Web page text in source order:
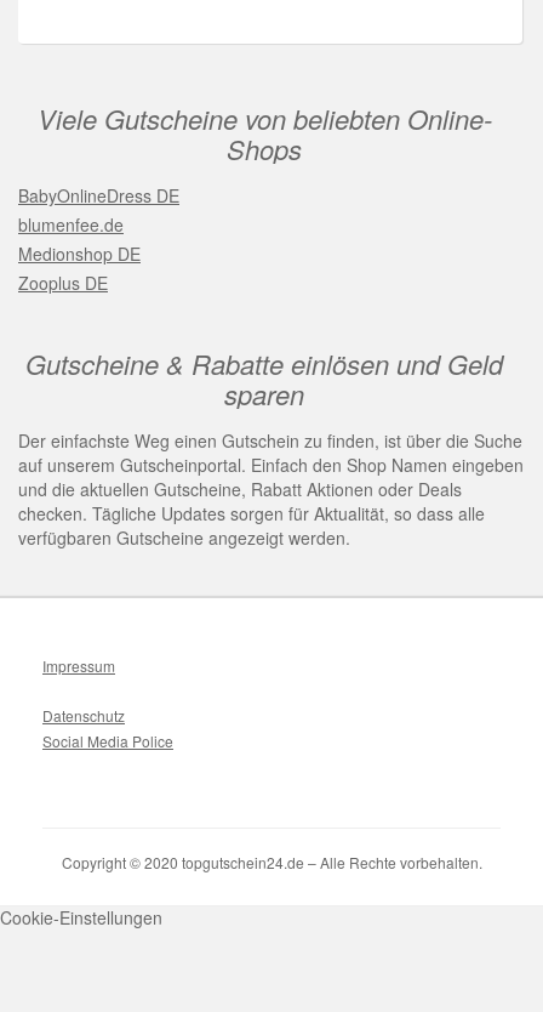
Viele Gutscheine von beliebten Online-
Shops
BabyOnlineDress DE
blumenfee.de
Medionshop DE
Zooplus DE
Gutscheine & Rabatte einlösen und Geld
sparen
Der einfachste Weg einen Gutschein zu finden, ist über die Suche
auf unserem Gutscheinportal. Einfach den Shop Namen eingeben
und die aktuellen Gutscheine, Rabatt Aktionen oder Deals
checken. Tägliche Updates sorgen für Aktualität, so dass alle
verfügbaren Gutscheine angezeigt werden.
Impressum
Datenschutz
Social Media Police
Copyright © 2020 topgutschein24.de – Alle Rechte vorbehalten.
Cookie-Einstellungen